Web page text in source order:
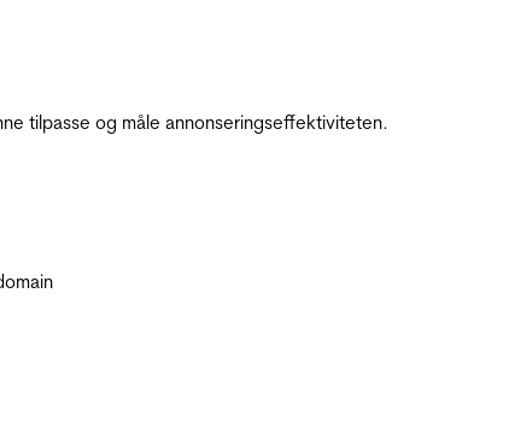
tilpasse og måle annonseringseffektiviteten.